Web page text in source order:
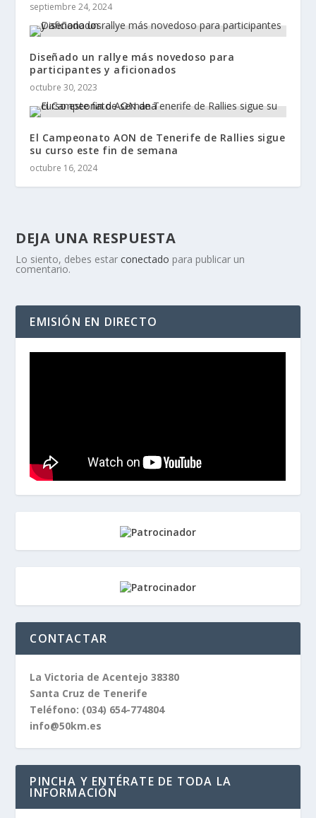
septiembre 24, 2024
Diseñado un rallye más novedoso para
participantes y aficionados
octubre 30, 2023
El Campeonato AON de Tenerife de Rallies sigue
su curso este fin de semana
octubre 16, 2024
DEJA UNA RESPUESTA
Lo siento, debes estarconectado para publicar un
comentario.
EMISIÓN EN DIRECTO
CONTACTAR
La Victoria de Acentejo 38380
Santa Cruz de Tenerife
Teléfono: (034) 654-774804
info@50km.es
PINCHA Y ENTÉRATE DE TODA LA
INFORMACIÓN